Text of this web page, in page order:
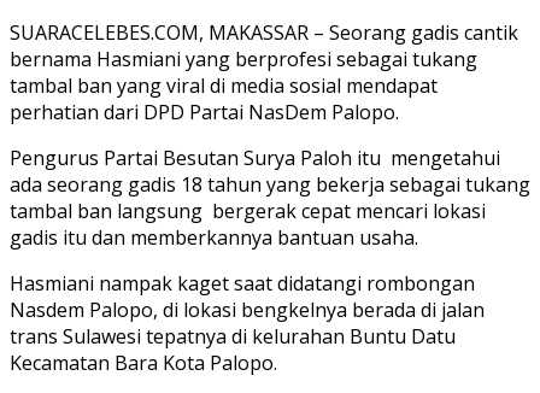
SUARACELEBES.COM, MAKASSAR – Seorang gadis cantik
bernama Hasmiani yang berprofesi sebagai tukang
tambal ban yang viral di media sosial mendapat
perhatian dari DPD Partai NasDem Palopo.
Pengurus Partai Besutan Surya Paloh itu mengetahui
ada seorang gadis 18 tahun yang bekerja sebagai tukang
tambal ban langsung bergerak cepat mencari lokasi
gadis itu dan memberkannya bantuan usaha.
Hasmiani nampak kaget saat didatangi rombongan
Nasdem Palopo, di lokasi bengkelnya berada di jalan
trans Sulawesi tepatnya di kelurahan Buntu Datu
Kecamatan Bara Kota Palopo.